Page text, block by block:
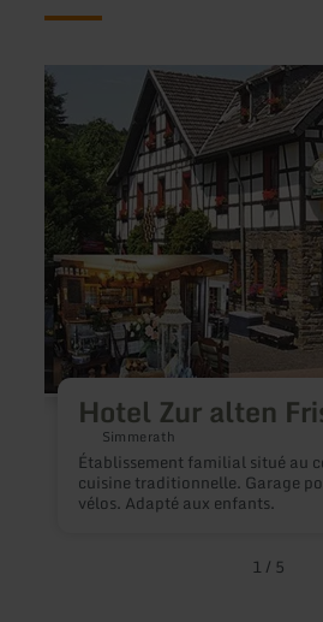
Hotel Zur alten
Simmerath
Établissement familial situé au
cuisine traditionnelle. Garage pour motos et
vélos. Adapté aux enfants.
en
savoir
plus
sur
:
Hotel
Zur
alten
Frische
1 / 5